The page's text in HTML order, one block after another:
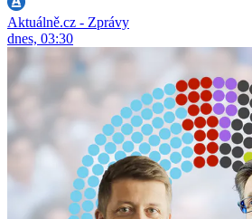
Aktuálně.cz - Zprávy
dnes, 03:30